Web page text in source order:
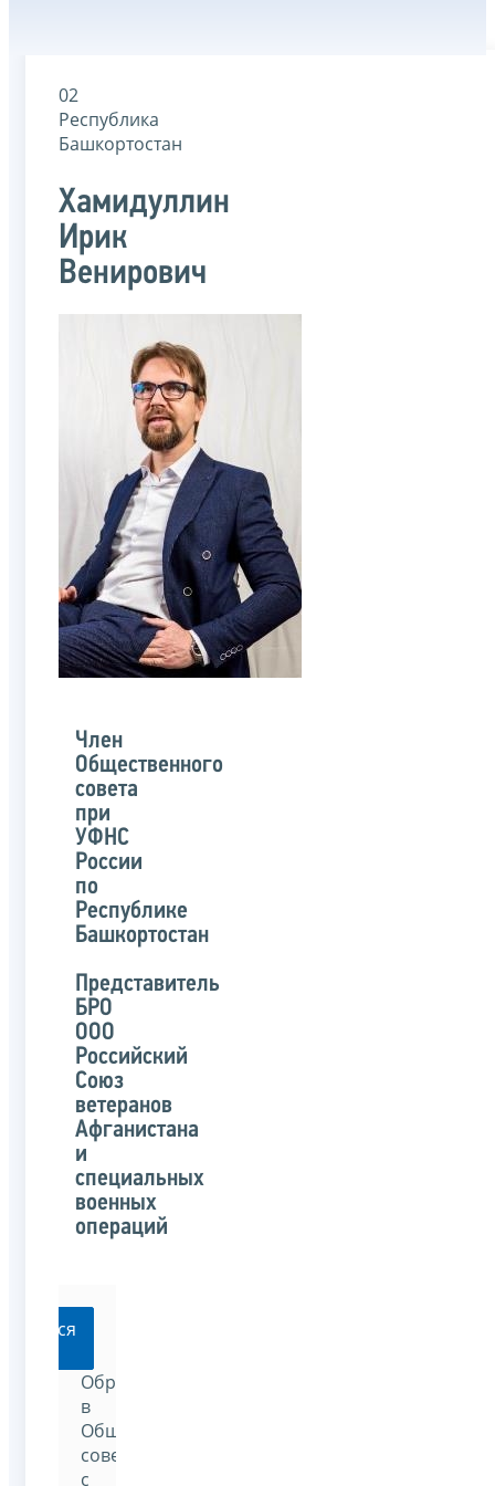
02
Республика
Башкортостан
Хамидуллин
Ирик
Венирович
Член
Общественного
совета
при
УФНС
России
по
Республике
Башкортостан
Представитель
БРО
ООО
Российский
Союз
ветеранов
Афганистана
и
специальных
военных
операций
Обратиться
в
Общественный
совет
с